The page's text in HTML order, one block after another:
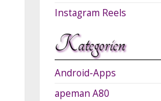
Instagram Reels
Kategorien
Android-Apps
apeman A80